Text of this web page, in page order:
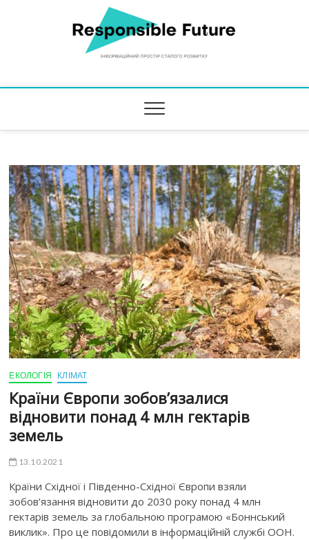
Responsible Future
ЕКОЛОГІЯ КЛІМАТ
Країни Європи зобов’язалися
відновити понад 4 млн гектарів
земель
13.10.2021
Країни Східної і Південно-Східної Європи взяли
зобов’язання відновити до 2030 року понад 4 млн
гектарів земель за глобальною програмою «Боннський
виклик». Про це повідомили в інформаційній службі ООН.